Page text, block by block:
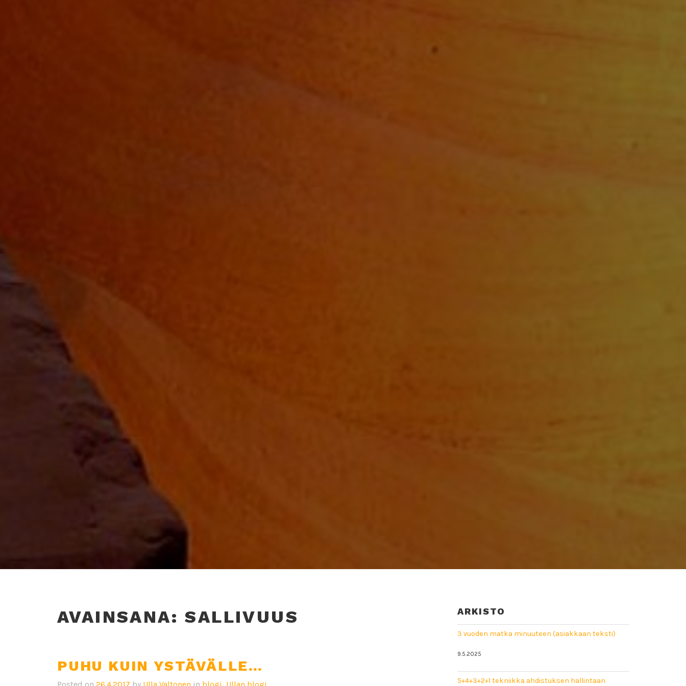
AVAINSANA:SALLIVUUS
PUHU KUIN YSTÄVÄLLE…
Posted on 26.4.2017 by Ulla Valtonen in blogi Ullan blogi
ARKISTO
3 vuoden matka minuuteen (asiakkaan teksti)
9.5.2025
5+4+3+2+1 tekniikka ahdistuksen hallintaan